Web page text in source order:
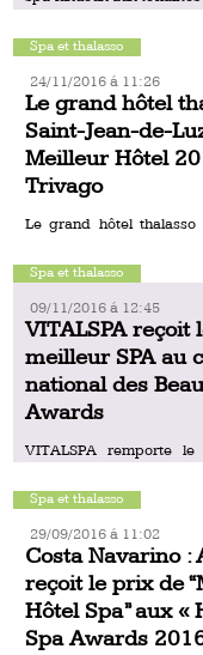
[…]
Spa et thalasso
24/11/2016 á 11:26
Le grand hôtel
Saint-Jean-de-
Meilleur Hôtel
Trivago
Le grand hôtel
internet de réservation
attribuer la 1ère place
Spa et thalasso
09/11/2016 á 12:45
VITALSPA reçoit
meilleur SPA au
national des
Awards
VITALSPA remporte
SPA lors des Beauty
concours national
Spa et thalasso
29/09/2016 á 11:02
Costa Navarino :
reçoit le prix de
Hôtel Spa” aux «
Spa Awards